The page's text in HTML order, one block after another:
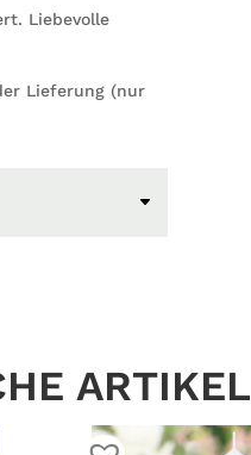
Liebevolle
Lieferung (nur
ARTIKEL